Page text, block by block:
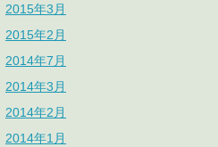
2015年3月
2015年2月
2014年7月
2014年3月
2014年2月
2014年1月